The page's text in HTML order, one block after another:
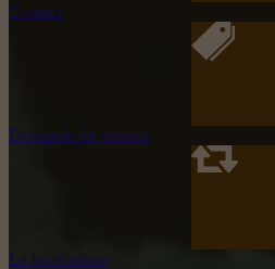
Contact
Demande de produit
La localisation